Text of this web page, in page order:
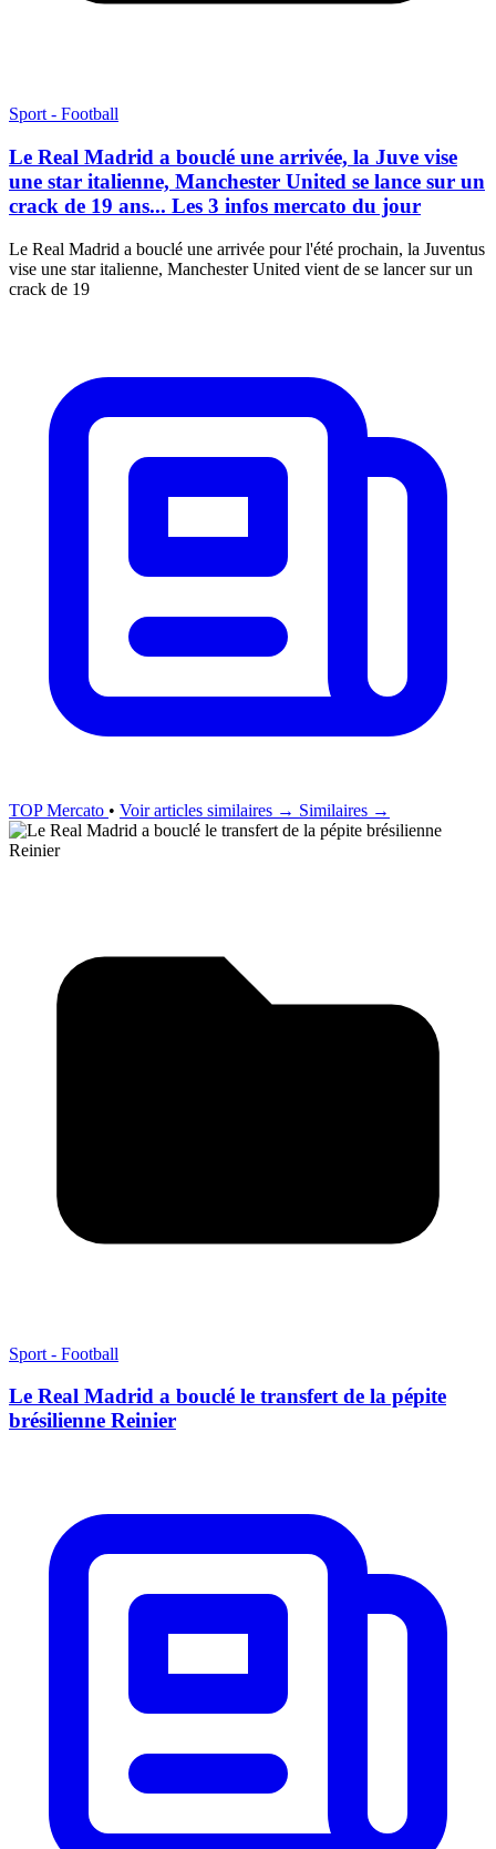
Sport - Football
Le Real Madrid a bouclé une arrivée, la Juve vise
une star italienne, Manchester United se lance sur un
crack de 19 ans... Les 3 infos mercato du jour
Le Real Madrid a bouclé une arrivée pour l'été prochain, la Juventus
vise une star italienne, Manchester United vient de se lancer sur un
crack de 19
TOP Mercato • Voir articles similaires → Similaires →
Sport - Football
Le Real Madrid a bouclé le transfert de la pépite
brésilienne Reinier